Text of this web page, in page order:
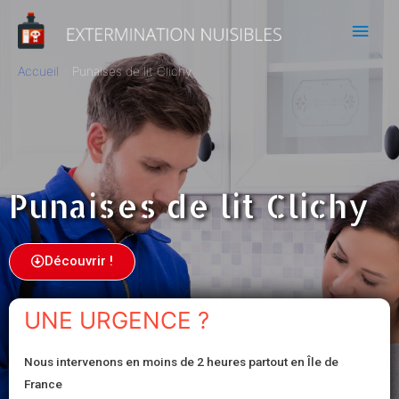
Accueil Punaises de lit Clichy
Punaises de lit Clichy
Découvrir !
UNE URGENCE ?
Nous intervenons en moins de 2 heures partout en Île de
France